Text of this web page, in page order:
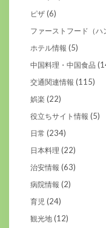
ピザ (6)
ファーストフード（ハ
ホテル情報 (5)
中国料理・中国食品
交通関連情報 (115)
娯楽 (22)
役立ちサイト情報 (5)
日常 (234)
日本料理 (22)
治安情報 (63)
病院情報 (2)
育児 (24)
観光地 (12)